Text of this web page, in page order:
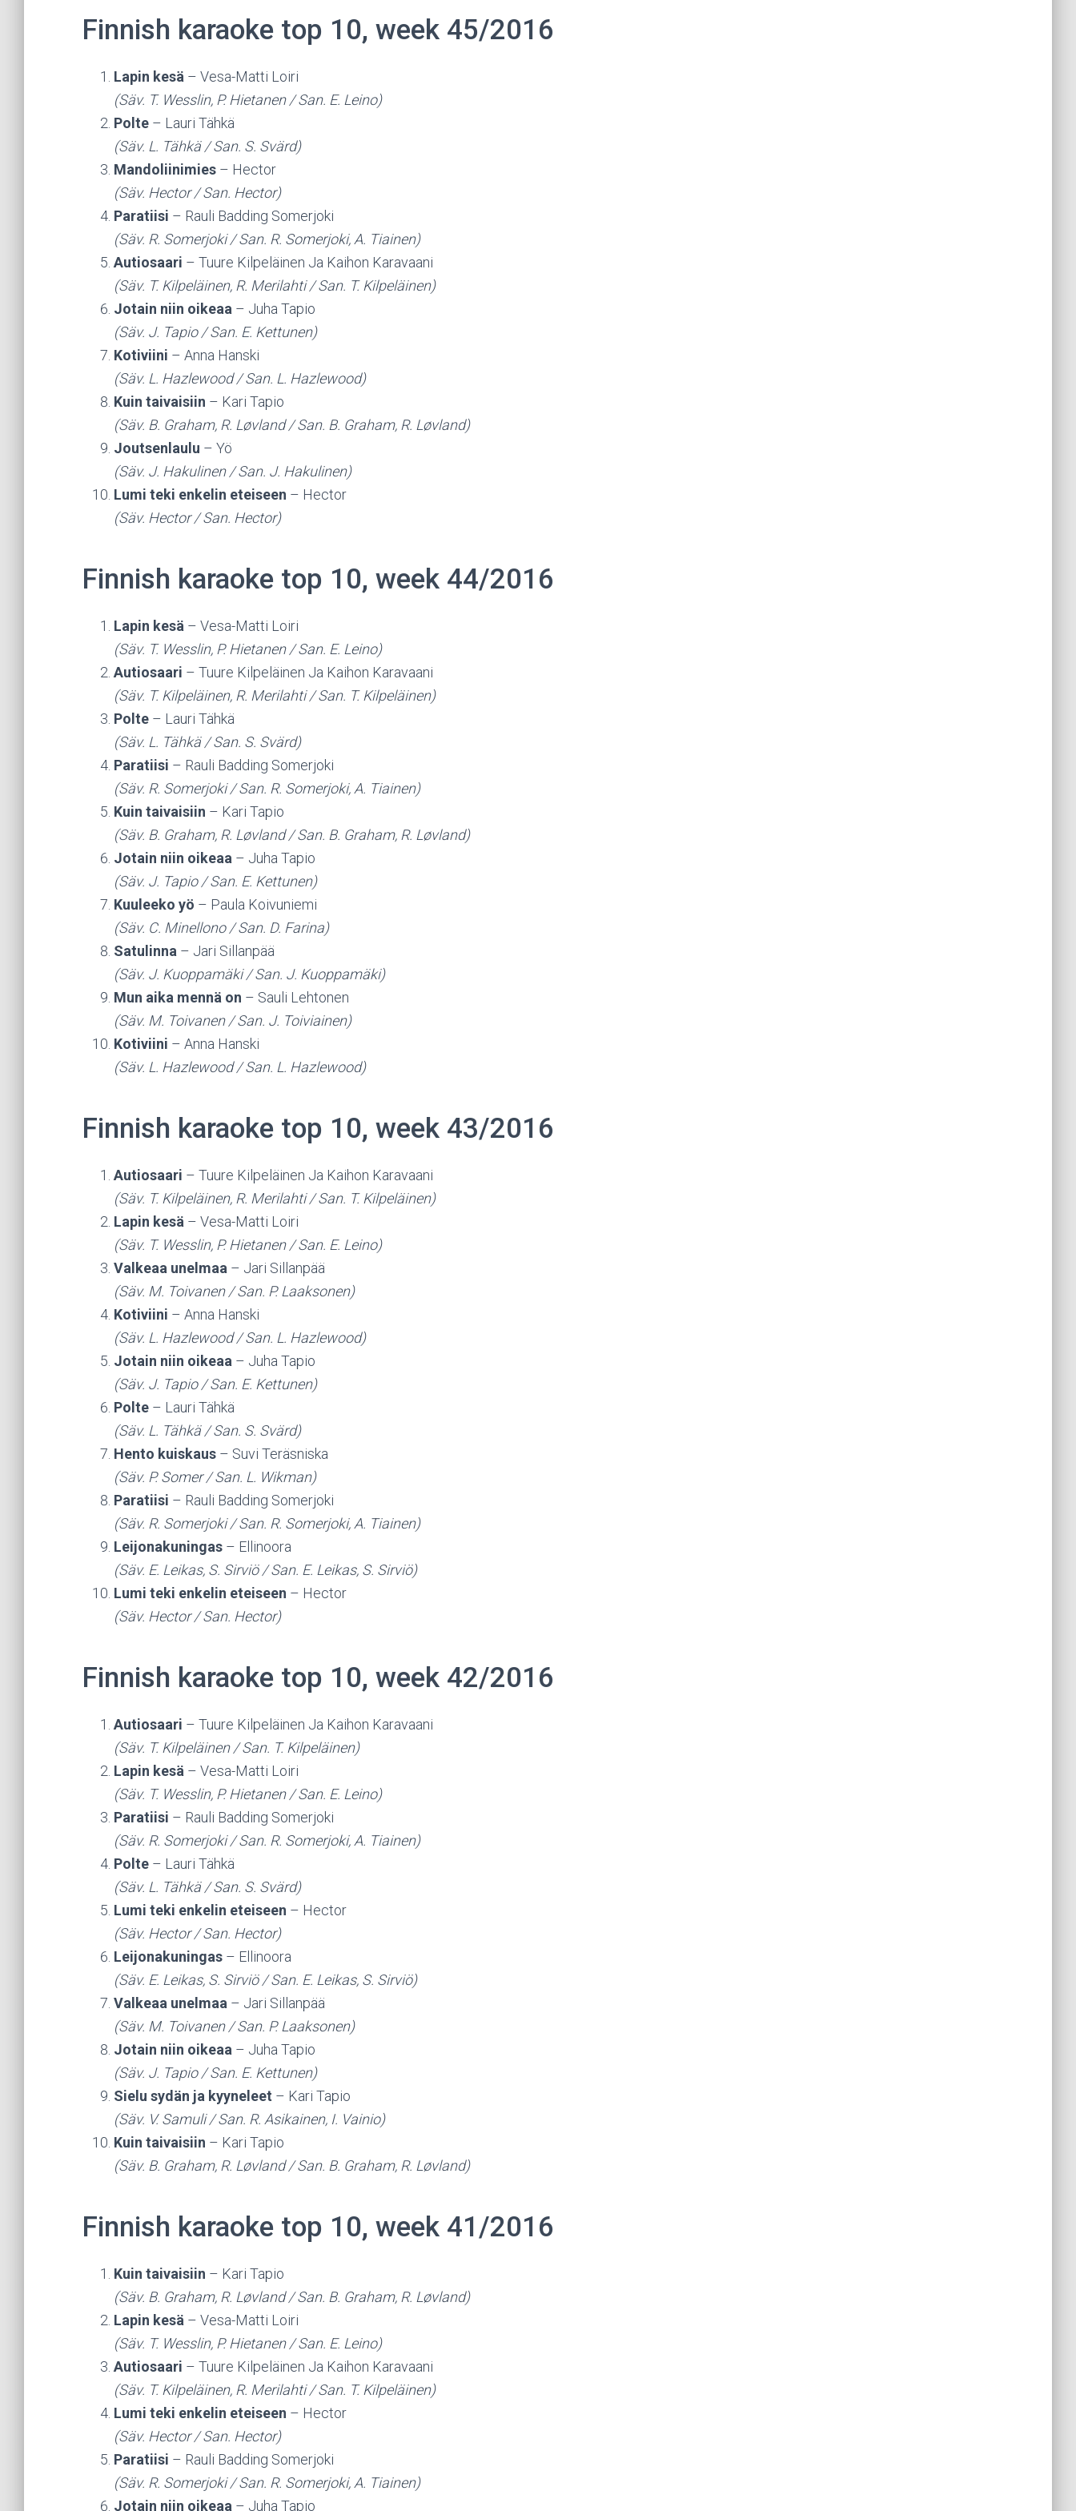
Finnish karaoke top 10, week 45/2016
Lapin kesä – Vesa-Matti Loiri
(Säv. T. Wesslin, P. Hietanen / San. E. Leino)
Polte – Lauri Tähkä
(Säv. L. Tähkä / San. S. Svärd)
Mandoliinimies – Hector
(Säv. Hector / San. Hector)
Paratiisi – Rauli Badding Somerjoki
(Säv. R. Somerjoki / San. R. Somerjoki, A. Tiainen)
Autiosaari – Tuure Kilpeläinen Ja Kaihon Karavaani
(Säv. T. Kilpeläinen, R. Merilahti / San. T. Kilpeläinen)
Jotain niin oikeaa – Juha Tapio
(Säv. J. Tapio / San. E. Kettunen)
Kotiviini – Anna Hanski
(Säv. L. Hazlewood / San. L. Hazlewood)
Kuin taivaisiin – Kari Tapio
(Säv. B. Graham, R. Løvland / San. B. Graham, R. Løvland)
Joutsenlaulu – Yö
(Säv. J. Hakulinen / San. J. Hakulinen)
Lumi teki enkelin eteiseen – Hector
(Säv. Hector / San. Hector)
Finnish karaoke top 10, week 44/2016
Lapin kesä – Vesa-Matti Loiri
(Säv. T. Wesslin, P. Hietanen / San. E. Leino)
Autiosaari – Tuure Kilpeläinen Ja Kaihon Karavaani
(Säv. T. Kilpeläinen, R. Merilahti / San. T. Kilpeläinen)
Polte – Lauri Tähkä
(Säv. L. Tähkä / San. S. Svärd)
Paratiisi – Rauli Badding Somerjoki
(Säv. R. Somerjoki / San. R. Somerjoki, A. Tiainen)
Kuin taivaisiin – Kari Tapio
(Säv. B. Graham, R. Løvland / San. B. Graham, R. Løvland)
Jotain niin oikeaa – Juha Tapio
(Säv. J. Tapio / San. E. Kettunen)
Kuuleeko yö – Paula Koivuniemi
(Säv. C. Minellono / San. D. Farina)
Satulinna – Jari Sillanpää
(Säv. J. Kuoppamäki / San. J. Kuoppamäki)
Mun aika mennä on – Sauli Lehtonen
(Säv. M. Toivanen / San. J. Toiviainen)
Kotiviini – Anna Hanski
(Säv. L. Hazlewood / San. L. Hazlewood)
Finnish karaoke top 10, week 43/2016
Autiosaari – Tuure Kilpeläinen Ja Kaihon Karavaani
(Säv. T. Kilpeläinen, R. Merilahti / San. T. Kilpeläinen)
Lapin kesä – Vesa-Matti Loiri
(Säv. T. Wesslin, P. Hietanen / San. E. Leino)
Valkeaa unelmaa – Jari Sillanpää
(Säv. M. Toivanen / San. P. Laaksonen)
Kotiviini – Anna Hanski
(Säv. L. Hazlewood / San. L. Hazlewood)
Jotain niin oikeaa – Juha Tapio
(Säv. J. Tapio / San. E. Kettunen)
Polte – Lauri Tähkä
(Säv. L. Tähkä / San. S. Svärd)
Hento kuiskaus – Suvi Teräsniska
(Säv. P. Somer / San. L. Wikman)
Paratiisi – Rauli Badding Somerjoki
(Säv. R. Somerjoki / San. R. Somerjoki, A. Tiainen)
Leijonakuningas – Ellinoora
(Säv. E. Leikas, S. Sirviö / San. E. Leikas, S. Sirviö)
Lumi teki enkelin eteiseen – Hector
(Säv. Hector / San. Hector)
Finnish karaoke top 10, week 42/2016
Autiosaari – Tuure Kilpeläinen Ja Kaihon Karavaani
(Säv. T. Kilpeläinen / San. T. Kilpeläinen)
Lapin kesä – Vesa-Matti Loiri
(Säv. T. Wesslin, P. Hietanen / San. E. Leino)
Paratiisi – Rauli Badding Somerjoki
(Säv. R. Somerjoki / San. R. Somerjoki, A. Tiainen)
Polte – Lauri Tähkä
(Säv. L. Tähkä / San. S. Svärd)
Lumi teki enkelin eteiseen – Hector
(Säv. Hector / San. Hector)
Leijonakuningas – Ellinoora
(Säv. E. Leikas, S. Sirviö / San. E. Leikas, S. Sirviö)
Valkeaa unelmaa – Jari Sillanpää
(Säv. M. Toivanen / San. P. Laaksonen)
Jotain niin oikeaa – Juha Tapio
(Säv. J. Tapio / San. E. Kettunen)
Sielu sydän ja kyyneleet – Kari Tapio
(Säv. V. Samuli / San. R. Asikainen, I. Vainio)
Kuin taivaisiin – Kari Tapio
(Säv. B. Graham, R. Løvland / San. B. Graham, R. Løvland)
Finnish karaoke top 10, week 41/2016
Kuin taivaisiin – Kari Tapio
(Säv. B. Graham, R. Løvland / San. B. Graham, R. Løvland)
Lapin kesä – Vesa-Matti Loiri
(Säv. T. Wesslin, P. Hietanen / San. E. Leino)
Autiosaari – Tuure Kilpeläinen Ja Kaihon Karavaani
(Säv. T. Kilpeläinen, R. Merilahti / San. T. Kilpeläinen)
Lumi teki enkelin eteiseen – Hector
(Säv. Hector / San. Hector)
Paratiisi – Rauli Badding Somerjoki
(Säv. R. Somerjoki / San. R. Somerjoki, A. Tiainen)
Jotain niin oikeaa – Juha Tapio